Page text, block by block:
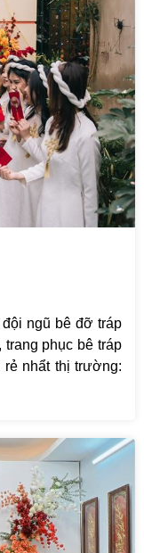
ngũ bê đỡ tráp
trang phục bê tráp
nhẩt thị trường:
chắc chắn sẽ